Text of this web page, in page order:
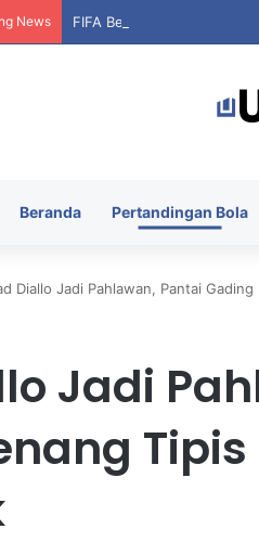
News FIFA Bersiap Hadapi
Beranda Pertandingan Bola
Diallo Jadi Pahlawan, Pantai
Jadi
Tipis